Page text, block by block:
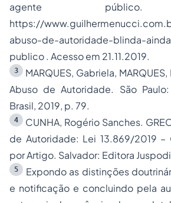
agente público.
https://
abuso-de-autoridade-blinda-
publico . Acesso em 21.11.2019.
3
MARQUES, Gabriela,
Abuso de Autoridade. São
Brasil, 2019, p. 79.
4
CUNHA, Rogério Sanches.
de Autoridade: Lei 13.869/2019 –
por Artigo. Salvador: Editora
5
Expondo as distinções
e notificação e concluindo pela